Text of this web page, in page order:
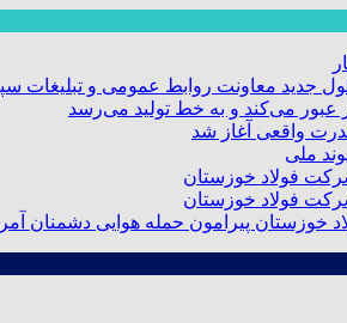
جدید معاونت روابط عمومی و
عبور می‌کند و به خط تولید می‌رسد
واقعی آغاز شد
ملی
خوزستان پیرامون حمله هوایی دشمنان